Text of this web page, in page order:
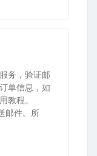
务，验证邮
单信息，如
教程。
邮件。所